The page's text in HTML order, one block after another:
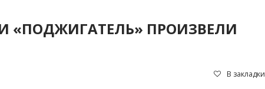
«ПОДЖИГАТЕЛЬ» ПРОИЗВЕЛИ
В закладки